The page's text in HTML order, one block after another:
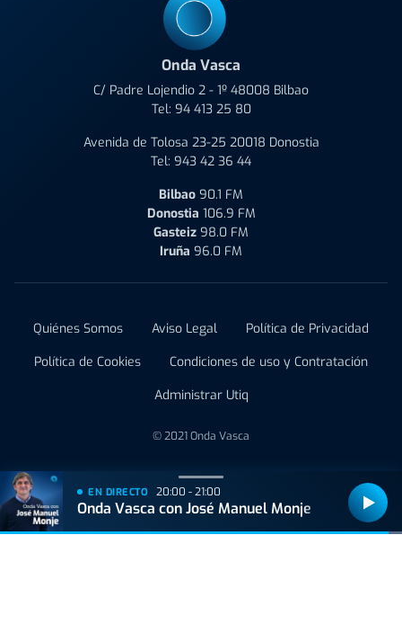
Onda Vasca
C/ Padre Lojendio 2 - 1º 48008 Bilbao
Tel: 94 413 25 80
Avenida de Tolosa 23-25 20018 Donostia
Tel: 943 42 36 44
Bilbao 90.1 FM
Donostia 106.9 FM
Gasteiz 98.0 FM
Iruña 96.0 FM
Quiénes Somos Aviso Legal
Política de Privacidad
Política de Cookies
Condiciones de uso y Contratación
Administrar Utiq
© 2021 Onda Vasca
EN DIRECTO 20:00 - 21:00
Onda Vasca con José Manuel Monje